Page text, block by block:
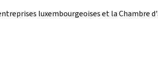
luxembourgeoises et la Chambre